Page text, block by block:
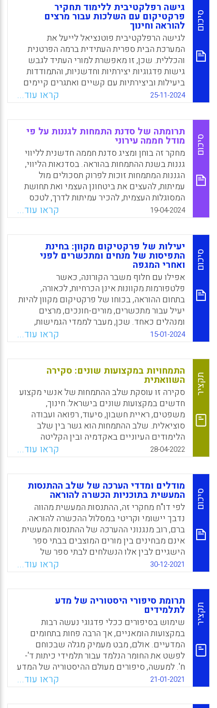
סיכום
גישה רפלקטיבית ללימוד תחקיר
פרקטיקום עם השלכות עבור מרצים
להוראה וחינוך
לגישה הרפלקטיבית פוטנציאל לייעל את
המערכת הבית ספרית העתידית ברמה הפרטנית
והכללית. שכן, זו מאפשרת למורי העתיד לגבש
גישות פדגוגיות יצירתיות וחדשניות, והתמודדות
ביעילות וביצירתיות עם קשיים ואתגרים קיימים
ועתידיים. בנוסף, גישה זו מסייעת למורים להבין
את עצמם טוב יותר, ללמוד להשתפר בכוחות
עצמם, להשחיז את מיומנויות ההוראה, לפתח
מיומנויות אוטונומיות ומוכוונות-עצמית ולפתח
הרגל בריא של למידה לאורך החיים.
WhatsApp
Facebook
Email
X
25-11-2024 קראו עוד...
סיכום
תרומתה של סדנת התמחות לגננות על פי
מודל חממה עירוני
מחקר זה בוחן ומציג סדנת חממה חדשנית לליווי
גננות בשנת ההתמחות בהוראה. בסדנאות הליווי,
הגננות המתמחות זוכות לפרוק תסכולים מול
עמיתות, להעצים את ביטחונן העצמי ואת תחושת
המסוגלות העצמית, להכיר עמיתות לדרך, לטכס
עצות, לתכנן מערכי שיעור בחברותא, לבחון דרכי
התמודדות עם ילדים מתקשים ולהתוודע
לזכויותיהן כעובדות הוראה ולנהלי הרשות
המקומית. ייחודה של סדנה זו הוא קישורן של
הגננות המתמחות לגורמים רלוונטיים ברשות
המקומית ובדרגי הפיקוח, מתוך שאיפה להביא
להתייעלות בינאישית, פרסונלית וניהולית.
WhatsApp
Facebook
Email
X
19-04-2024 קראו עוד...
סיכום
יעילות של פרקטיקום מקוון: בחינת
התפיסות של מנחים ומתכשרים לפני
ואחרי המגפה
אפילו עם חלוף משבר הקורונה, כאשר
פלטפורמות מקוונות אינן הכרחיות, לכאורה,
בתחום ההוראה, בכוחו של פרקטיקום מקוון להיות
יעיל עבור מתכשרים, מורים-חונכים, מרצים
ומנהלים כאחד. שכן, מעבר לממדי הגמישות,
הנוחות והחסכון הכספי לכל הצדדים המעורבים,
פרקטיקום מקוון מסייע בהרחבת ההיצע
הפרסונלי, הגדלת מצבת כוח האדם, הטמעת
טכנולוגיות מידע ותקשורת בחינוך, העמקת
שיתופי הפעולה הווירטואליים נרחבים ופריסת
רשת הקשרים המקצועיים.
WhatsApp
Facebook
Email
X
15-01-2024 קראו עוד...
תקציר
התמחויות במקצועות שונים: סקירה
השוואתית
סקירה זו עוסקת שלב ההתמחות של אנשי מקצוע
חדשים במקצועות שונים בישראל: חינוך,
משפטים, ראיית חשבון, סיעוד, רפואה ועבודה
סוציאלית. שלב ההתמחות הוא גשר בין שלב
הלימודים העיוניים באקדמיה ובין הקליטה
בשדה ובשוק התעסוקה, ובמהלכו מתקיימת
השלמה מעשית ללימודי המקצוע. עבור
סטודנטים רבים שלב ההתמחות הוא אמצעי כדי
להתקבל לשוק התעסוקה, לפתח מיומנויות רכות
כמו עבודת צוות, מיומנויות תקשורת בין-אישית
ופתרון בעיות וכדי לצבור ניסיון מקצועי וגמול
לעתיד.
WhatsApp
Facebook
Email
X
28-04-2022 קראו עוד...
סיכום
מודלים ומדדי הערכה של שלב ההתנסות
המעשית בתוכניות הכשרה להוראה
לפי דו"ח מחקרי זה, ההתנסות המעשית מהווה
נדבך יישומי וקריטי במסלול ההכשרה להוראה.
ברם, רוב מנגנוני ההערכה של ההתנסות המעשית
אינם מבחינים בין מורים המוצבים בבתי ספר
הישגיים לבין אלו הנשלחים לבתי ספר של
תלמידים המגיעים מרקע סוציו-אקונומי מוחלש.
זאת ועוד, שיטות ההערכה הקיימות מתעלמות
מעמדות התלמידים ומקצב התקדמותם, ממאפייני
אוכלוסיית הלימוד, מגרף השיפור של המתכשר,
מיכולתו ליישם ידע תיאורטי, מנכונותו ללמוד
מאחרים ומשיתוף הפעולה המשולש בין
המורה-חונך, נציג המוסד האקדמי והמתכשר.
WhatsApp
Facebook
Email
X
30-12-2021 קראו עוד...
תקציר
תרומת סיפורי היסטוריה של מדע
לתלמידים
שימוש בסיפורים ככלי פדגוגי נעשה רבות
במקצועות הומאניים, אך הרבה פחות בתחומים
המדעיים. אולם, מבט מעמיק מגלה שבכוחם
לפשט את החומר הנלמד עבור תלמידי כיתות ד'-
ח'. למעשה, סיפורים מעולם ההיסטוריה של המדע
מציגים לתלמידים נתונים מדעיים ככאלו
שהושגו על ידי אינדיבידואלים סקרנים שחוו
תהליכים של אכזבות, ביקורות, מכשולים והצלחה.
21-01-2021 קראו עוד...